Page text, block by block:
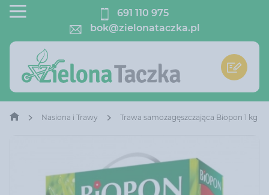
691 110 975
bok@zielonataczka.pl
Nasiona i Trawy Trawa samozagęszczająca Biopon 1 kg